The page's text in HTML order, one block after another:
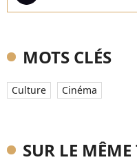
MOTS CLÉS
Culture Cinéma
SUR LE MÊME